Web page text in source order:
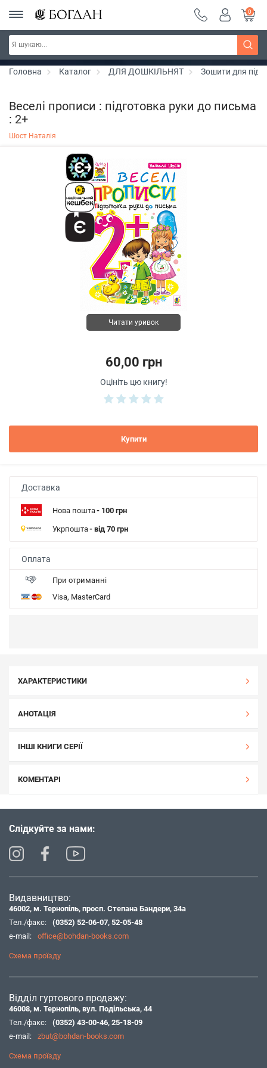
Серія "Чейзіана" ~ знижка 20%
0
Головна Каталог ДЛЯ ДОШКІЛЬНЯТ Зошити для
Веселі прописи : підготовка руки до письма
: 2+
Шост Наталія
Читати уривок
60,00 грн
Оцініть цю книгу!
Купити
Доставка
Нова пошта- 100 грн
Укрпошта- від 70 грн
Оплата
При отриманні
Visa, MasterCard
ХАРАКТЕРИСТИКИ
АНОТАЦІЯ
ІНШІ КНИГИ СЕРІЇ
КОМЕНТАРІ
Слідкуйте за нами:
Видавництво:
46002, м. Тернопіль, просп. Степана Бандери, 34а
Тел./факс:
(0352) 52-06-07, 52-05-48
e-mail:
office@bohdan-books.com
Схема проїзду
Відділ гуртового продажу:
46008, м. Тернопіль, вул. Подільська, 44
Тел./факс:
(0352) 43-00-46, 25-18-09
e-mail:
zbut@bohdan-books.com
Схема проїзду